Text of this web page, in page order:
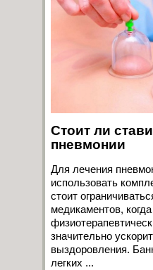
Стоит ли
пневмонии
Для лечения
использовать
стоит
медикаментов,
значительно
выздоровления.
легких ...